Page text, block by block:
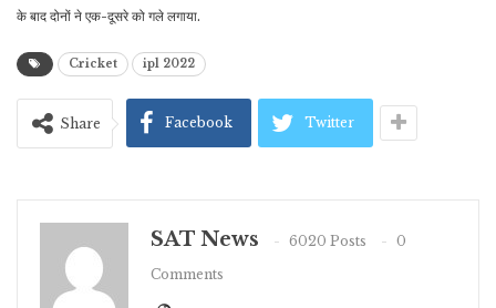
के बाद दोनों ने एक-दूसरे को गले लगाया.
Cricket ipl 2022
Share Facebook Twitter
SAT News 6020 Posts
0
Comments